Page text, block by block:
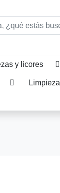
y licores
Limpieza